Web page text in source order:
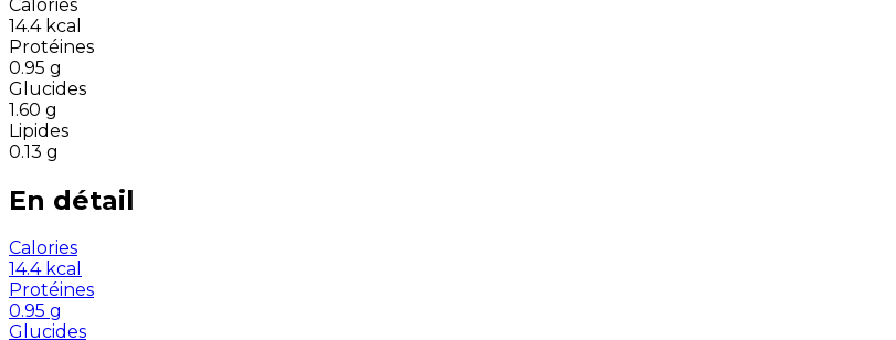
Calories
14.4 kcal
Protéines
0.95 g
Glucides
1.60 g
Lipides
0.13 g
En détail
Calories
14.4 kcal
Protéines
0.95 g
Glucides